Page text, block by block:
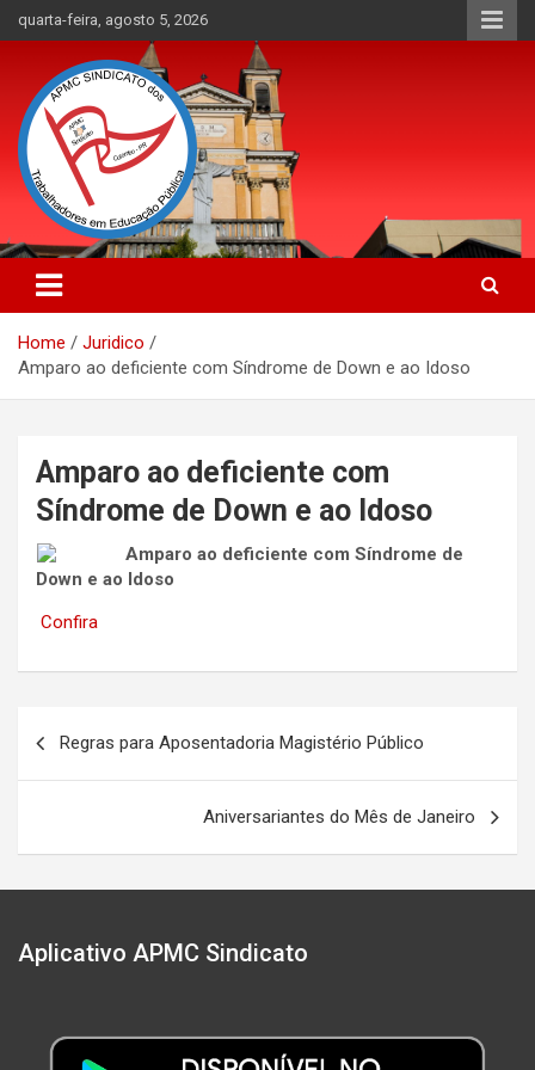
to
quarta-feira, agosto 5, 2026
APMC Sindicato: Sindicato dos
Trabalhadores em Educação
Pública
APMC Sindicato dos Trabalhadores em educação pública do
município de Colombo, Estado do Paraná. Nenhum Direito a
Menos!
Home
Juridico
Amparo ao deficiente com Síndrome de Down e ao Idoso
Amparo ao deficiente com
Síndrome de Down e ao Idoso
Amparo ao deficiente com Síndrome de
Down e ao Idoso
Confira
Regras para Aposentadoria Magistério Público
Aniversariantes do Mês de Janeiro
Aplicativo APMC Sindicato